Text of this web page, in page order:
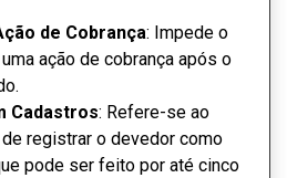
de Cobrança: Impede o
ação de cobrança após o
Cadastros: Refere-se ao
registrar o devedor como
pode ser feito por até cinco